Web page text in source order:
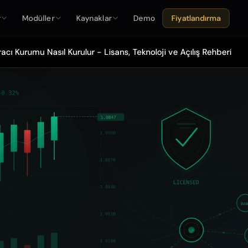
Modüller Kaynaklar Demo Fiyatlandırma
Kurumu Nasıl Kurulur - Lisans, Teknoloji ve Açılış Rehberi